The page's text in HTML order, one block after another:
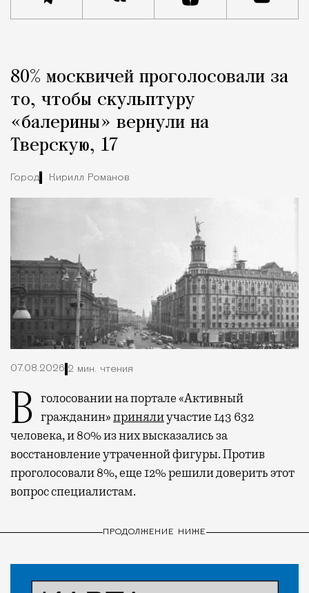
Город
80% москвичей проголосовали за
то, чтобы скульптуру
«балерины» вернули на
Тверскую, 17
Город Кирилл Романов
07.08.2026 2 мин. чтения
В голосовании на портале «Активный гражданин»принялиучастие 143 632
человека, и 80% из них высказались за
восстановление утраченной фигуры. Против
проголосовали 8%, еще 12% решили доверить этот
вопрос специалистам.
ПРОДОЛЖЕНИЕ НИЖЕ